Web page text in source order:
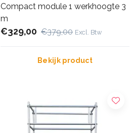
Compact module 1 werkhoogte 3
m
€329,00 €379,00 Excl. Btw
Bekijk product